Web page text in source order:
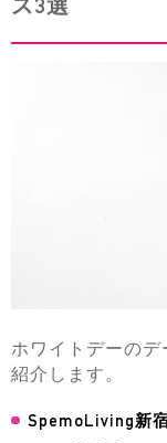
ス3選
ホワイトデーの
紹介します。
SpemoLiving新